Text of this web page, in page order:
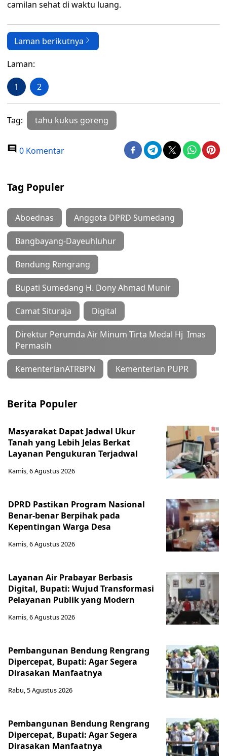
camilan sehat di waktu luang.
Laman berikutnya
Laman:
1 2
Tag: tahu kukus goreng
0 Komentar
Tag Populer
Aboednas Anggota DPRD Sumedang
Bangbayang-Dayeuhluhur
Bendung Rengrang
Bupati Sumedang H. Dony Ahmad Munir
Camat Situraja Digital
Direktur Perumda Air Minum Tirta Medal Hj Imas
Permasih
KementerianATRBPN Kementerian PUPR
Berita Populer
Masyarakat Dapat Jadwal Ukur
Tanah yang Lebih Jelas Berkat
Layanan Pengukuran Terjadwal
Kamis, 6 Agustus 2026
DPRD Pastikan Program Nasional
Benar-benar Berpihak pada
Kepentingan Warga Desa
Kamis, 6 Agustus 2026
Layanan Air Prabayar Berbasis
Digital, Bupati: Wujud Transformasi
Pelayanan Publik yang Modern
Kamis, 6 Agustus 2026
Pembangunan Bendung Rengrang
Dipercepat, Bupati: Agar Segera
Dirasakan Manfaatnya
Rabu, 5 Agustus 2026
Pembangunan Bendung Rengrang
Dipercepat, Bupati: Agar Segera
Dirasakan Manfaatnya